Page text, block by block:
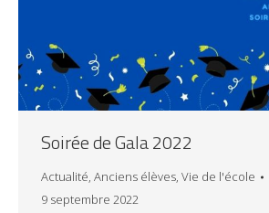
Soirée de Gala 2022
Actualité, Anciens élèves, Vie de l'école
9 septembre 2022